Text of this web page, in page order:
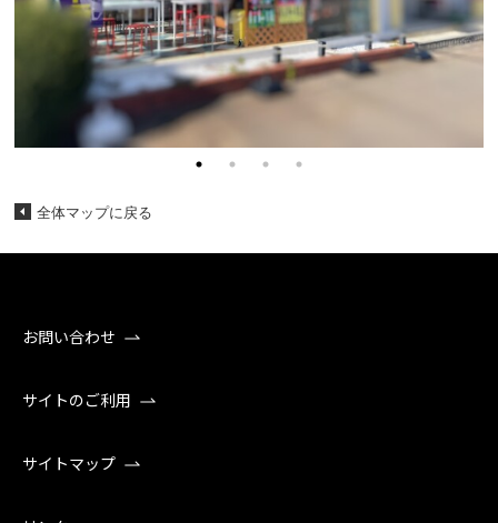
全体マップに戻る
お問い合わせ
サイトのご利用
サイトマップ